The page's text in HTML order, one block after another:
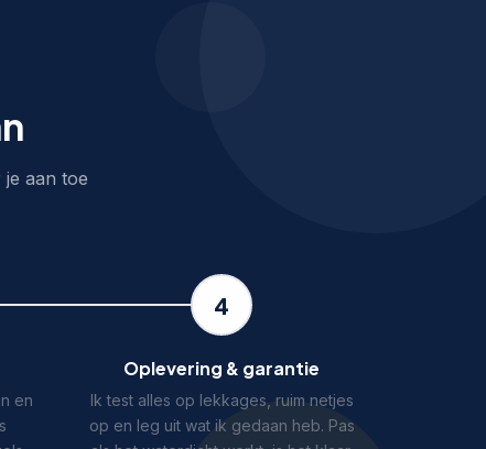
je aan toe
en
4
Oplevering & garantie
Ik test alles op lekkages, ruim netjes
op en leg uit wat ik gedaan heb. Pas